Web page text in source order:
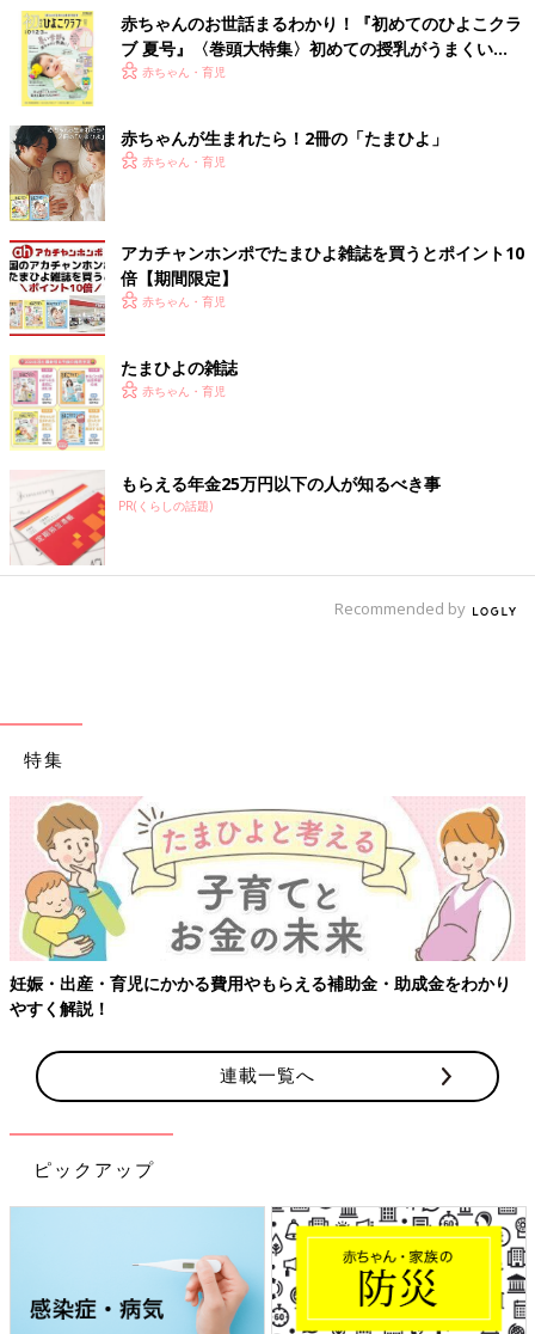
赤ちゃんのお世話まるわかり！『初めてのひよこクラ
ブ 夏号』〈巻頭大特集〉初めての授乳がうまくい
く！ おっぱい・ミルクの基本と夏のトラブル 解決テ
赤ちゃん・育児
赤ちゃんが生まれたら！2冊の「たまひよ」
赤ちゃん・育児
アカチャンホンポでたまひよ雑誌を買うとポイント10
倍【期間限定】
赤ちゃん・育児
たまひよの雑誌
赤ちゃん・育児
もらえる年金25万円以下の人が知るべき事
PR(くらしの話題)
Recommended by
特集
妊娠・出産・育児にかかる費用やもらえる補助金・助成金をわかり
やすく解説！
連載一覧へ
ピックアップ